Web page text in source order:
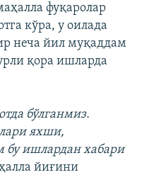
фуқаролар
кўра, у оилада
неча йил муқаддам
қора ишларда
бўлганмиз.
яхши,
ишлардан хабари
йиғини